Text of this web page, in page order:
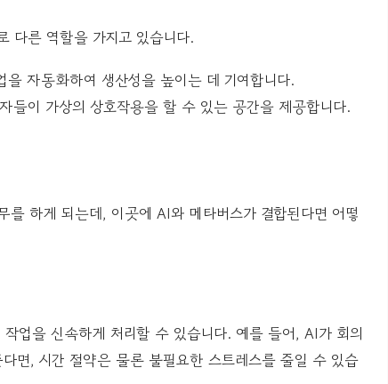
다른 역할을 가지고 있습니다.
을 자동화하여 생산성을 높이는 데 기여합니다.
들이 가상의 상호작용을 할 수 있는 공간을 제공합니다.
하게 되는데, 이곳에 AI와 메타버스가 결합된다면 어떻
업을 신속하게 처리할 수 있습니다. 예를 들어, AI가 회의
면, 시간 절약은 물론 불필요한 스트레스를 줄일 수 있습